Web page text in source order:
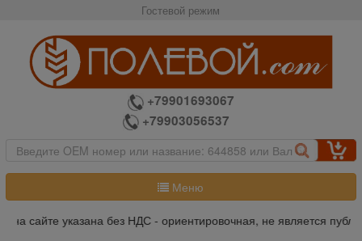
Гостевой режим
+79901693067
+79903056537
Меню
на сайте указана без НДС - ориентировочная, не является